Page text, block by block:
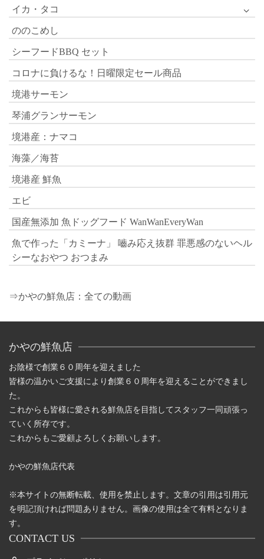
イカ・タコ
ののこめし
シーフードBBQ セット
コロナに負けるな！日曜限定セール商品
境港サーモン
琴浦グランサーモン
境港産：ナマコ
海藻／海苔
境港産 鮮魚
エビ
国産無添加 魚ドッグフード WanWanEveryWan
魚で作った「カミーナ」 嚙み応え抜群 罪悪感のないヘル
シーなおやつ おつまみ
⇒かやの鮮魚店：全ての動画
かやの鮮魚店
お陰様で創業６０周年を迎えました
皆様の温かいご支援により創業６０周年を迎えることができまし
た。
これからも皆様に愛される鮮魚店を目指してスタッフ一同頑張っ
ていく所存です。
これからもご愛顧よろしくお願いします。
かやの鮮魚店代表
※本サイトの無断転載、使用を禁止します。文章の引用は引用元
を明記頂ければ問題ありません。画像の使用は全て有料となりま
す。
CONTACT US